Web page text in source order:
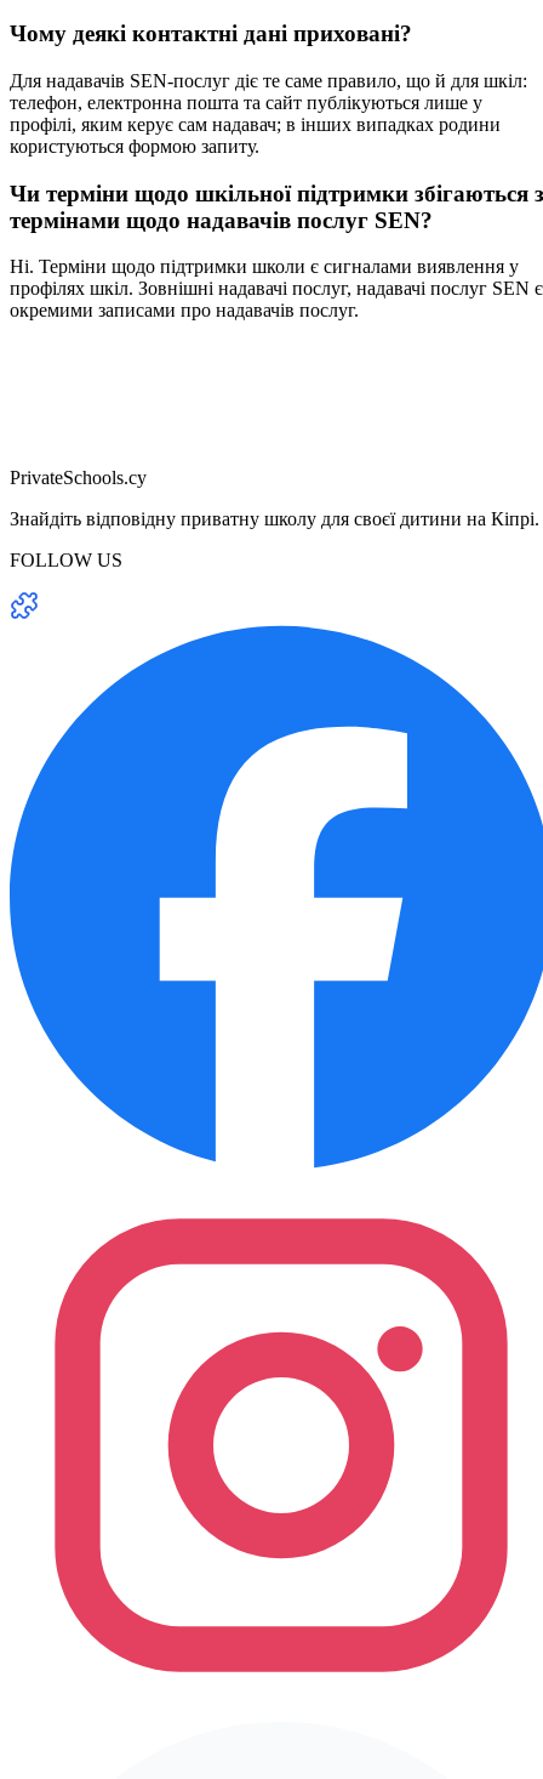
Чому деякі контактні дані приховані?
Для надавачів SEN-послуг діє те саме правило, що й для шкіл:
телефон, електронна пошта та сайт публікуються лише у
профілі, яким керує сам надавач; в інших випадках родини
користуються формою запиту.
Чи терміни щодо шкільної підтримки збігаються з
термінами щодо надавачів послуг SEN?
Ні. Терміни щодо підтримки школи є сигналами виявлення у
профілях шкіл. Зовнішні надавачі послуг, надавачі послуг SEN є
окремими записами про надавачів послуг.
PrivateSchools.cy
Знайдіть відповідну приватну школу для своєї дитини на Кіпрі.
FOLLOW US